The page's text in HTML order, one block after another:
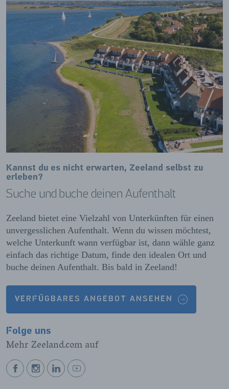
Kannst du es nicht erwarten, Zeeland selbst zu
erleben?
Suche und buche deinen Aufenthalt
Zeeland bietet eine Vielzahl von Unterkünften für einen
unvergesslichen Aufenthalt. Wenn du wissen möchtest,
welche Unterkunft wann verfügbar ist, dann wähle ganz
einfach das richtige Datum, finde den idealen Ort und
buche deinen Aufenthalt. Bis bald in Zeeland!
VERFÜGBARES ANGEBOT ANSEHEN
Folge uns
Mehr Zeeland.com auf
BEKIJKBEKIJKBEKIJKBEKIJK